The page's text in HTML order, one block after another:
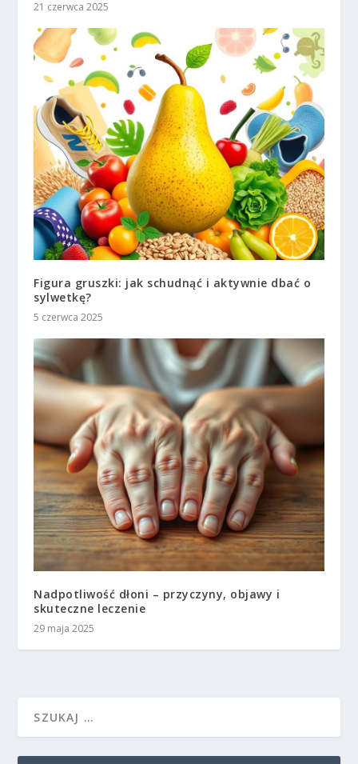
21 czerwca 2025
Figura gruszki: jak schudnąć i aktywnie dbać o
sylwetkę?
5 czerwca 2025
Nadpotliwość dłoni – przyczyny, objawy i
skuteczne leczenie
29 maja 2025